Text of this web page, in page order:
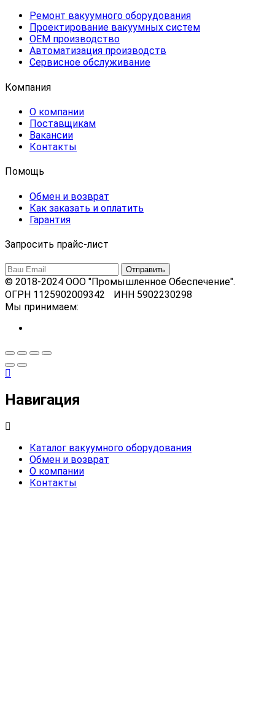
Ремонт вакуумного оборудования
Проектирование вакуумных систем
OEM производство
Автоматизация производств
Сервисное обслуживание
Компания
О компании
Поставщикам
Вакансии
Контакты
Помощь
Обмен и возврат
Как заказать и оплатить
Гарантия
Запросить прайс-лист
© 2018-2024 ООО "Промышленное Обеспечение".
ОГРН 1125902009342 ИНН 5902230298
Мы принимаем:
Навигация
Каталог вакуумного оборудования
Обмен и возврат
О компании
Контакты